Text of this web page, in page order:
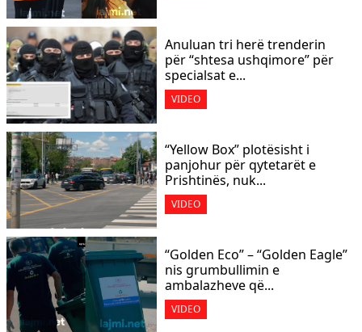
VIDEO
Anuluan tri herë trenderin
për “shtesa ushqimore” për
specialsat e...
VIDEO
“Yellow Box” plotësisht i
panjohur për qytetarët e
Prishtinës, nuk...
VIDEO
“Golden Eco” – “Golden Eagle”
nis grumbullimin e
ambalazheve që...